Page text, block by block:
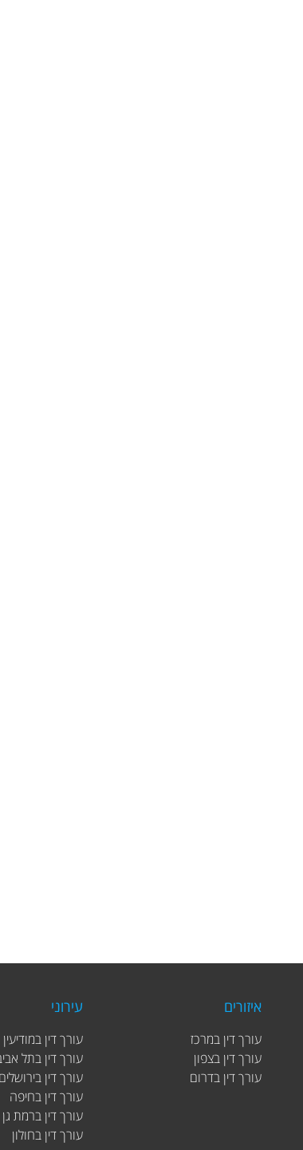
איזורים
עורך דין במרכז
עורך דין בצפון
עורך דין בדרום
עירוני
עורך דין במודיעין
עורך דין בתל
עורך דין בירושלים
עורך דין בחיפה
עורך דין ברמת גן
עורך דין בחולון